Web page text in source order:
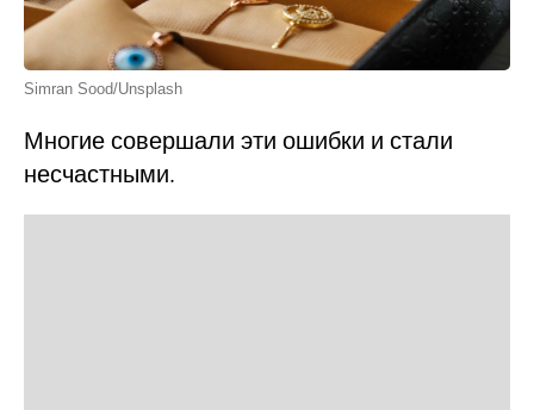
Simran Sood/Unsplash
Многие совершали эти ошибки и стали
несчастными.